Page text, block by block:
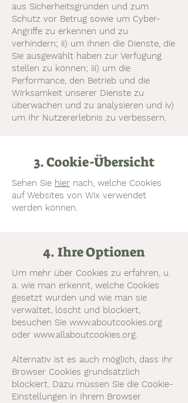
aus Sicherheitsgründen und zum
Schutz vor Betrug sowie um Cyber-
Angriffe zu erkennen und zu
verhindern; ii) um Ihnen die Dienste, die
Sie ausgewählt haben zur Verfügung
stellen zu können; iii) um die
Performance, den Betrieb und die
Wirksamkeit unserer Dienste zu
überwachen und zu analysieren und iv)
um Ihr Nutzererlebnis zu verbessern.
3. Cookie-Übersicht
Sehen Sie hier nach, welche Cookies
auf Websites von Wix verwendet
werden können.
4. Ihre Optionen
Um mehr über Cookies zu erfahren, u.
a. wie man erkennt, welche Cookies
gesetzt wurden und wie man sie
verwaltet, löscht und blockiert,
besuchen Sie www.aboutcookies.org
oder www.allaboutcookies.org.
Alternativ ist es auch möglich, dass Ihr
Browser Cookies grundsätzlich
blockiert. Dazu müssen Sie die Cookie-
Einstellungen in Ihrem Browser